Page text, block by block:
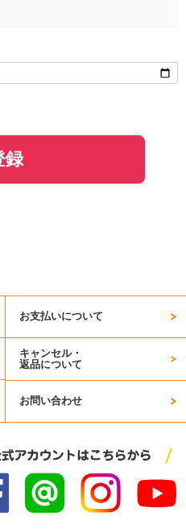
録
お支払いについて
キャンセル・
返品について
お問い合わせ